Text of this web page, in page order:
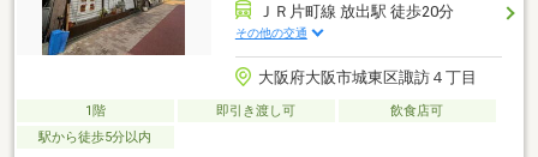
ＪＲ片町線 放出駅 徒歩20分
その他の交通
大阪府大阪市城東区諏訪４丁目
1階 即引き渡し可
飲食店可
駅から徒歩5分以内